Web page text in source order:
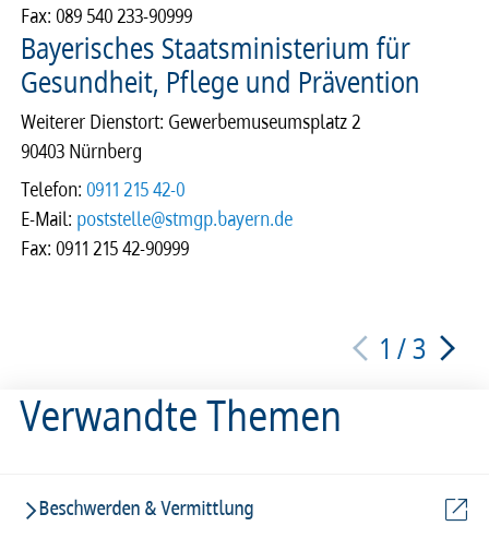
Fax: 089 540 233-90999
Bayerisches Staatsministerium für
Gesundheit, Pflege und Prävention
Weiterer Dienstort: Gewerbemuseumsplatz 2
90403 Nürnberg
Telefon: 0911 215 42-0
E-Mail: poststelle@stmgp.bayern.de
Fax: 0911 215 42-90999
1 /3
Verwandte Themen
Beschwerden & Vermittlung